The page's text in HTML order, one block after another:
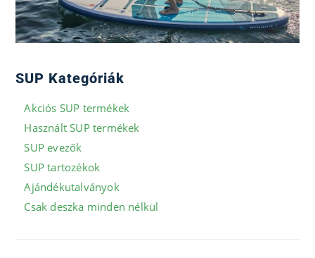
SUP Kategóriák
Akciós SUP termékek
Használt SUP termékek
SUP evezők
SUP tartozékok
Ajándékutalványok
Csak deszka minden nélkül